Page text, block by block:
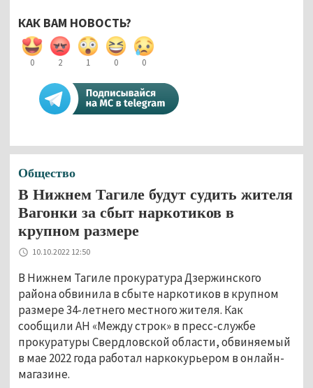
КАК ВАМ НОВОСТЬ?
0 2 1 0 0
Общество
В Нижнем Тагиле будут судить жителя
Вагонки за сбыт наркотиков в
крупном размере
10.10.2022 12:50
В Нижнем Тагиле прокуратура Дзержинского
района обвинила в сбыте наркотиков в крупном
размере 34-летнего местного жителя. Как
сообщили АН «Между строк» в пресс-службе
прокуратуры Свердловской области, обвиняемый
в мае 2022 года работал наркокурьером в онлайн-
магазине.